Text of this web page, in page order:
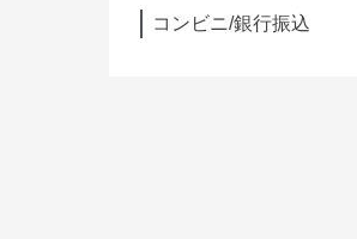
コンビニ/銀行振込